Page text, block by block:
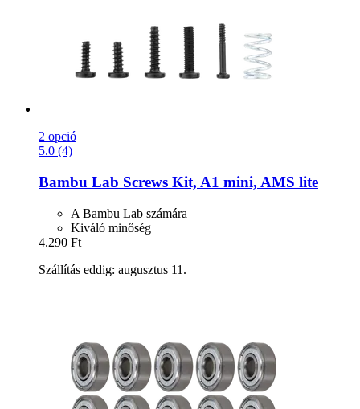
2 opció
5.0 (4)
Bambu Lab Screws Kit, A1 mini, AMS lite
A Bambu Lab számára
Kiváló minőség
4.290 Ft
Szállítás eddig: augusztus 11.